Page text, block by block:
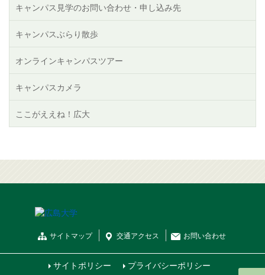
キャンパス見学のお問い合わせ・申し込み先
キャンパスぶらり散歩
オンラインキャンパスツアー
キャンパスカメラ
ここがええね！広大
サイトマップ 交通アクセス お問い合わせ
サイトポリシー プライバシーポリシー